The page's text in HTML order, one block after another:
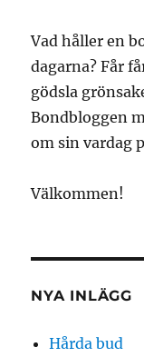
Vad håller en
dagarna? Får
gödsla
Bondbloggen
om sin vardag
Välkommen!
NYA INLÄGG
Hårda bud